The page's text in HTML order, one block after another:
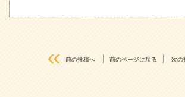
前の投稿へ 前のページに戻る 次の